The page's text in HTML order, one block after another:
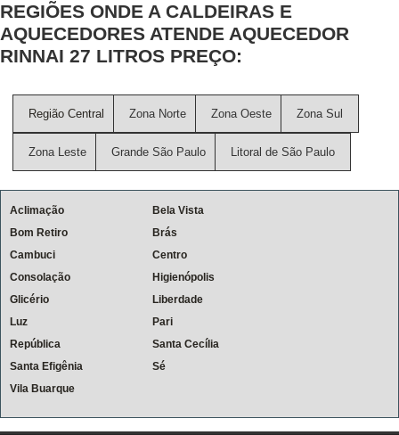
REGIÕES ONDE A CALDEIRAS E
AQUECEDORES ATENDE AQUECEDOR
RINNAI 27 LITROS PREÇO:
Região Central Zona Norte Zona Oeste Zona Sul
Zona Leste Grande São Paulo Litoral de São Paulo
Aclimação
Bela Vista
Bom Retiro
Brás
Cambuci
Centro
Consolação
Higienópolis
Glicério
Liberdade
Luz
Pari
República
Santa Cecília
Santa Efigênia
Sé
Vila Buarque